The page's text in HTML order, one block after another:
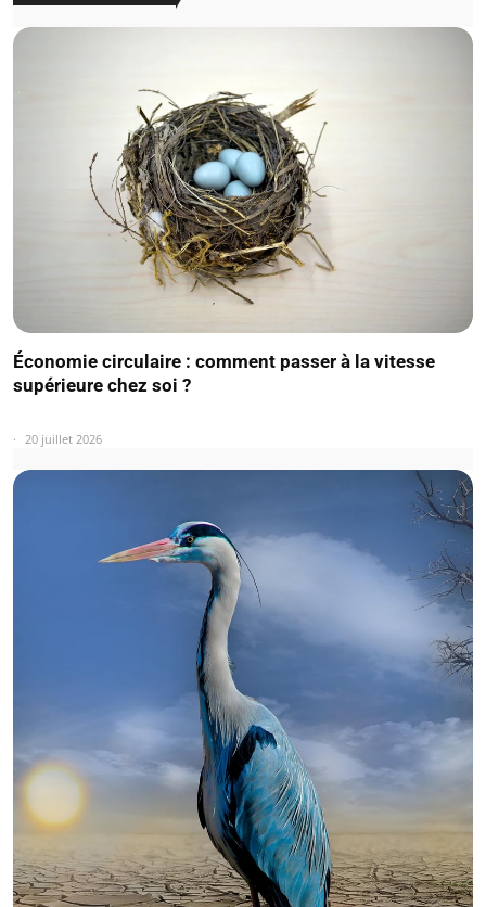
Économie circulaire : comment passer à la vitesse
supérieure chez soi ?
20 juillet 2026